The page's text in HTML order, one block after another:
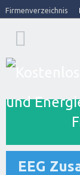
Firmenverzeichnis
EEG